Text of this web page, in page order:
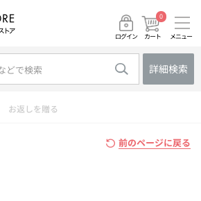
ログイン カート
0
メニュー
詳細検索
お返しを贈る
前のページに戻る